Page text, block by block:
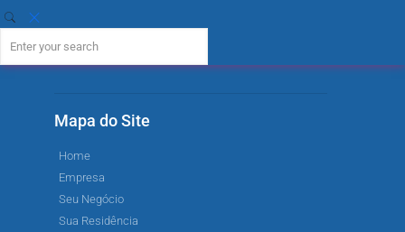
Mapa do Site
Home
Empresa
Seu Negócio
Sua Residência